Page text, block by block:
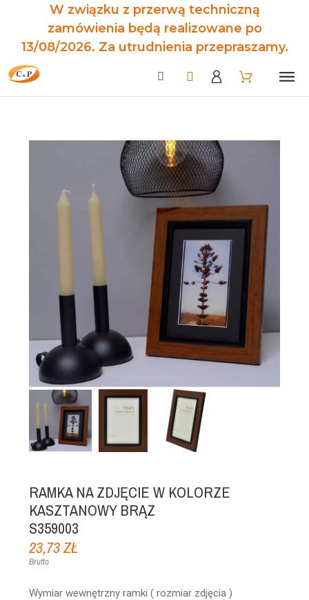
W związku z przerwą techniczną
zamówienia będą realizowane po
13/08/2026. Za utrudnienia przepraszamy.
RAMKA NA ZDJĘCIE W KOLORZE
KASZTANOWY BRĄZ
S359003
23,73 ZŁ
Brutto
Wymiar wewnętrzny ramki ( rozmiar zdjęcia )